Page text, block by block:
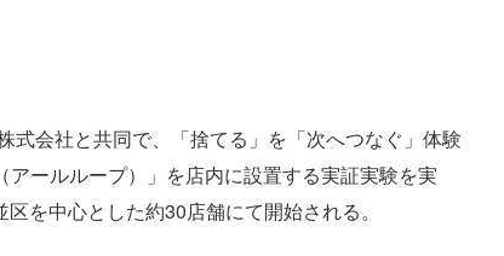
式会社と共同で、「捨てる」を「次へつなぐ」体験
ールループ）」を店内に設置する実証実験を実
を中心とした約30店舗にて開始される。